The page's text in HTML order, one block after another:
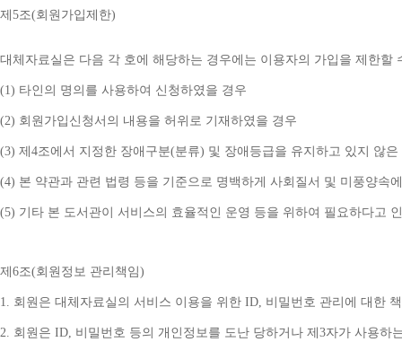
제 5조(회원가입제한)
대체자료실은 다음 각 호에 해당하는 경우에는 이용자의 가입을 제한할
(1) 타인의 명의를 사용하여 신청하였을 경우
(2) 회원가입신청서의 내용을 허위로 기재하였을 경우
(3) 제 4조에서 지정한 장애구분(분류) 및 장애등급을 유지하고 있지 않은
(4) 본 약관과 관련 법령 등을 기준으로 명백하게 사회질서 및 미풍양속
(5) 기타 본 도서관이 서비스의 효율적인 운영 등을 위하여 필요하다고
제 6조(회원정보 관리책임)
1. 회원은 대체자료실의 서비스 이용을 위한 ID, 비밀번호 관리에 대한
2. 회원은 ID, 비밀번호 등의 개인정보를 도난 당하거나 제 3자가 사용하